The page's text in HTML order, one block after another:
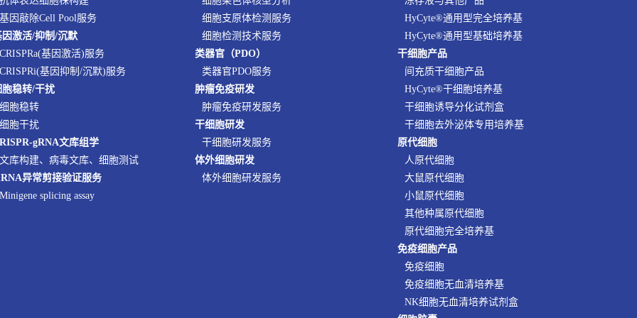
基因敲除Cell Pool服务
因激活/抑制/沉默
CRISPRa(基因激活)服务
CRISPRi(基因抑制/沉默)服务
胞稳转/干扰
细胞稳转
细胞干扰
gRNA文库组学
文库构建、病毒文库、细胞测试
异常剪接验证服务
Minigene splicing assay
细胞支原体检测服务
细胞检测技术服务
类器官（PDO）
类器官PDO服务
肿瘤免疫研发
肿瘤免疫研发服务
干细胞研发
干细胞研发服务
体外细胞研发
体外细胞研发服务
HyCyte®通用型完全培养基
HyCyte®通用型基础培养基
干细胞产品
间充质干细胞产品
HyCyte®干细胞培养基
干细胞诱导分化试剂盒
干细胞去外泌体专用培养基
原代细胞
人原代细胞
大鼠原代细胞
小鼠原代细胞
其他种属原代细胞
原代细胞完全培养基
免疫细胞产品
免疫细胞
免疫细胞无血清培养基
NK细胞无血清培养试剂盒